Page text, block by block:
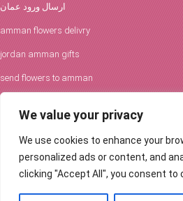
We value your privacy
We use cookies to enhance your
personalized ads or content, and
clicking "Accept All", you consent to
ارسال ورود عمان
amman flowers delivry
jordan amman gifts
send flowers to amman
افكار الورود والحفلات
توصيل ورود عمان
Flowers Delivery in Amman